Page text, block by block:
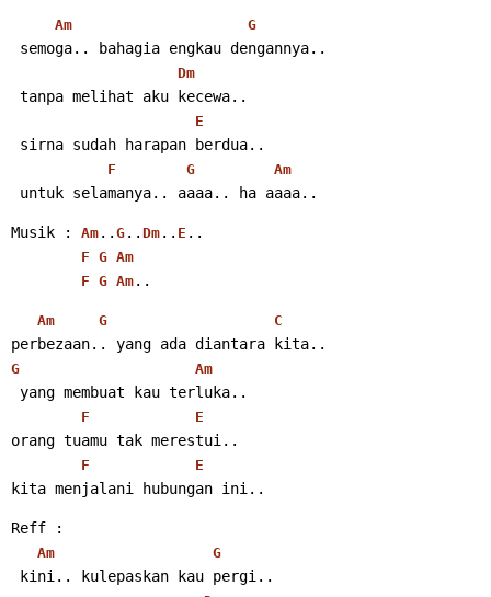
Am G
semoga.. bahagia engkau dengannya..
Dm
tanpa melihat aku kecewa..
E
sirna sudah harapan berdua..
F G Am
untuk selamanya.. aaaa.. ha aaaa..
Musik : Am .. G .. Dm .. E ..
F G Am
F G Am ..
Am G C
perbezaan.. yang ada diantara kita..
G Am
yang membuat kau terluka..
F E
orang tuamu tak merestui..
F E
kita menjalani hubungan ini..
Reff :
Am G
kini.. kulepaskan kau pergi..